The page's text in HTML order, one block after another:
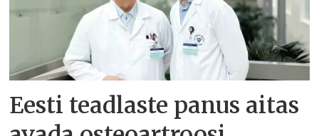
Eesti teadlaste panus aitas